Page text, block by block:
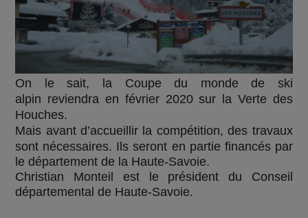
On le sait, la Coupe du monde de ski
alpin reviendra en février 2020 sur la Verte des
Houches.
Mais avant d’accueillir la compétition,des travaux
sont nécessaires. Ils seront en partie financés par
le département de la Haute-Savoie.
Christian Monteil est le président du Conseil
départemental de Haute-Savoie.